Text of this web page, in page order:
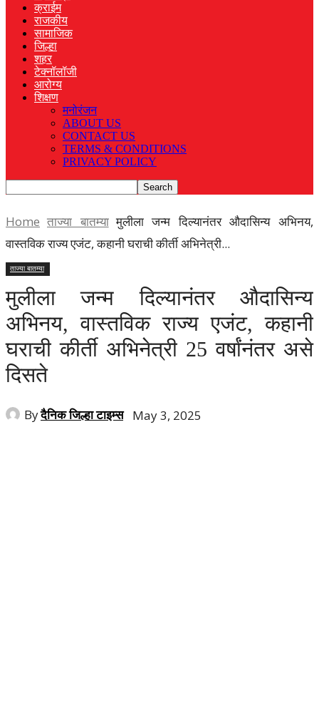
क्राईम
राजकीय
सामाजिक
जिल्हा
शहर
टेक्नॉलॉजी
आरोग्य
शिक्षण
मनोरंजन
ABOUT US
CONTACT US
TERMS & CONDITIONS
PRIVACY POLICY
Home ताज्या बातम्या मुलीला जन्म दिल्यानंतर औदासिन्य अभिनय,
वास्तविक राज्य एजंट, कहानी घराची कीर्ती अभिनेत्री...
ताज्या बातम्या
मुलीला जन्म दिल्यानंतर औदासिन्य
अभिनय, वास्तविक राज्य एजंट, कहानी
घराची कीर्ती अभिनेत्री 25 वर्षांनंतर असे
दिसते
Byदैनिक जिल्हा टाइम्स May 3, 2025